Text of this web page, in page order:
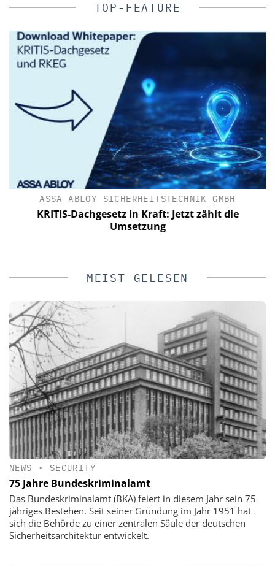
TOP-FEATURE
ASSA ABLOY SICHERHEITSTECHNIK GMBH
KRITIS-Dachgesetz in Kraft: Jetzt zählt die
Umsetzung
MEIST GELESEN
NEWS • SECURITY
75 Jahre Bundeskriminalamt
Das Bundeskriminalamt (BKA) feiert in diesem Jahr sein 75-
jähriges Bestehen. Seit seiner Gründung im Jahr 1951 hat
sich die Behörde zu einer zentralen Säule der deutschen
Sicherheitsarchitektur entwickelt.